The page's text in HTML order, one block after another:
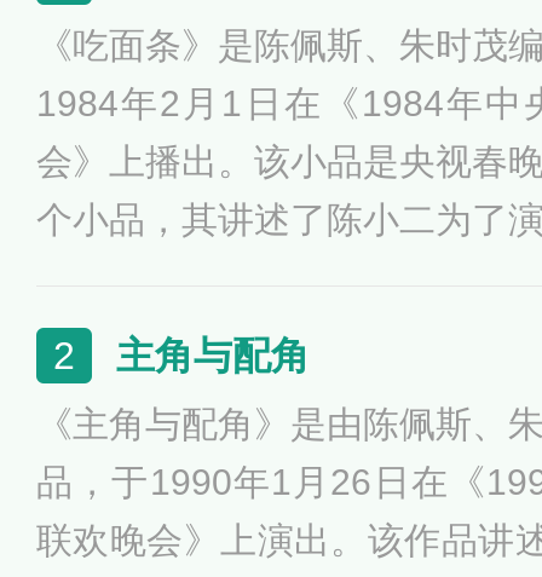
《吃面条》是陈佩斯、朱时茂
1984年2月1日在《1984年中
会》上播出。该小品是央视春
个小品，其讲述了陈小二为了
2 主角与配角
《主角与配角》是由陈佩斯、
品，于1990年1月26日在《
联欢晚会》上演出。该作品讲